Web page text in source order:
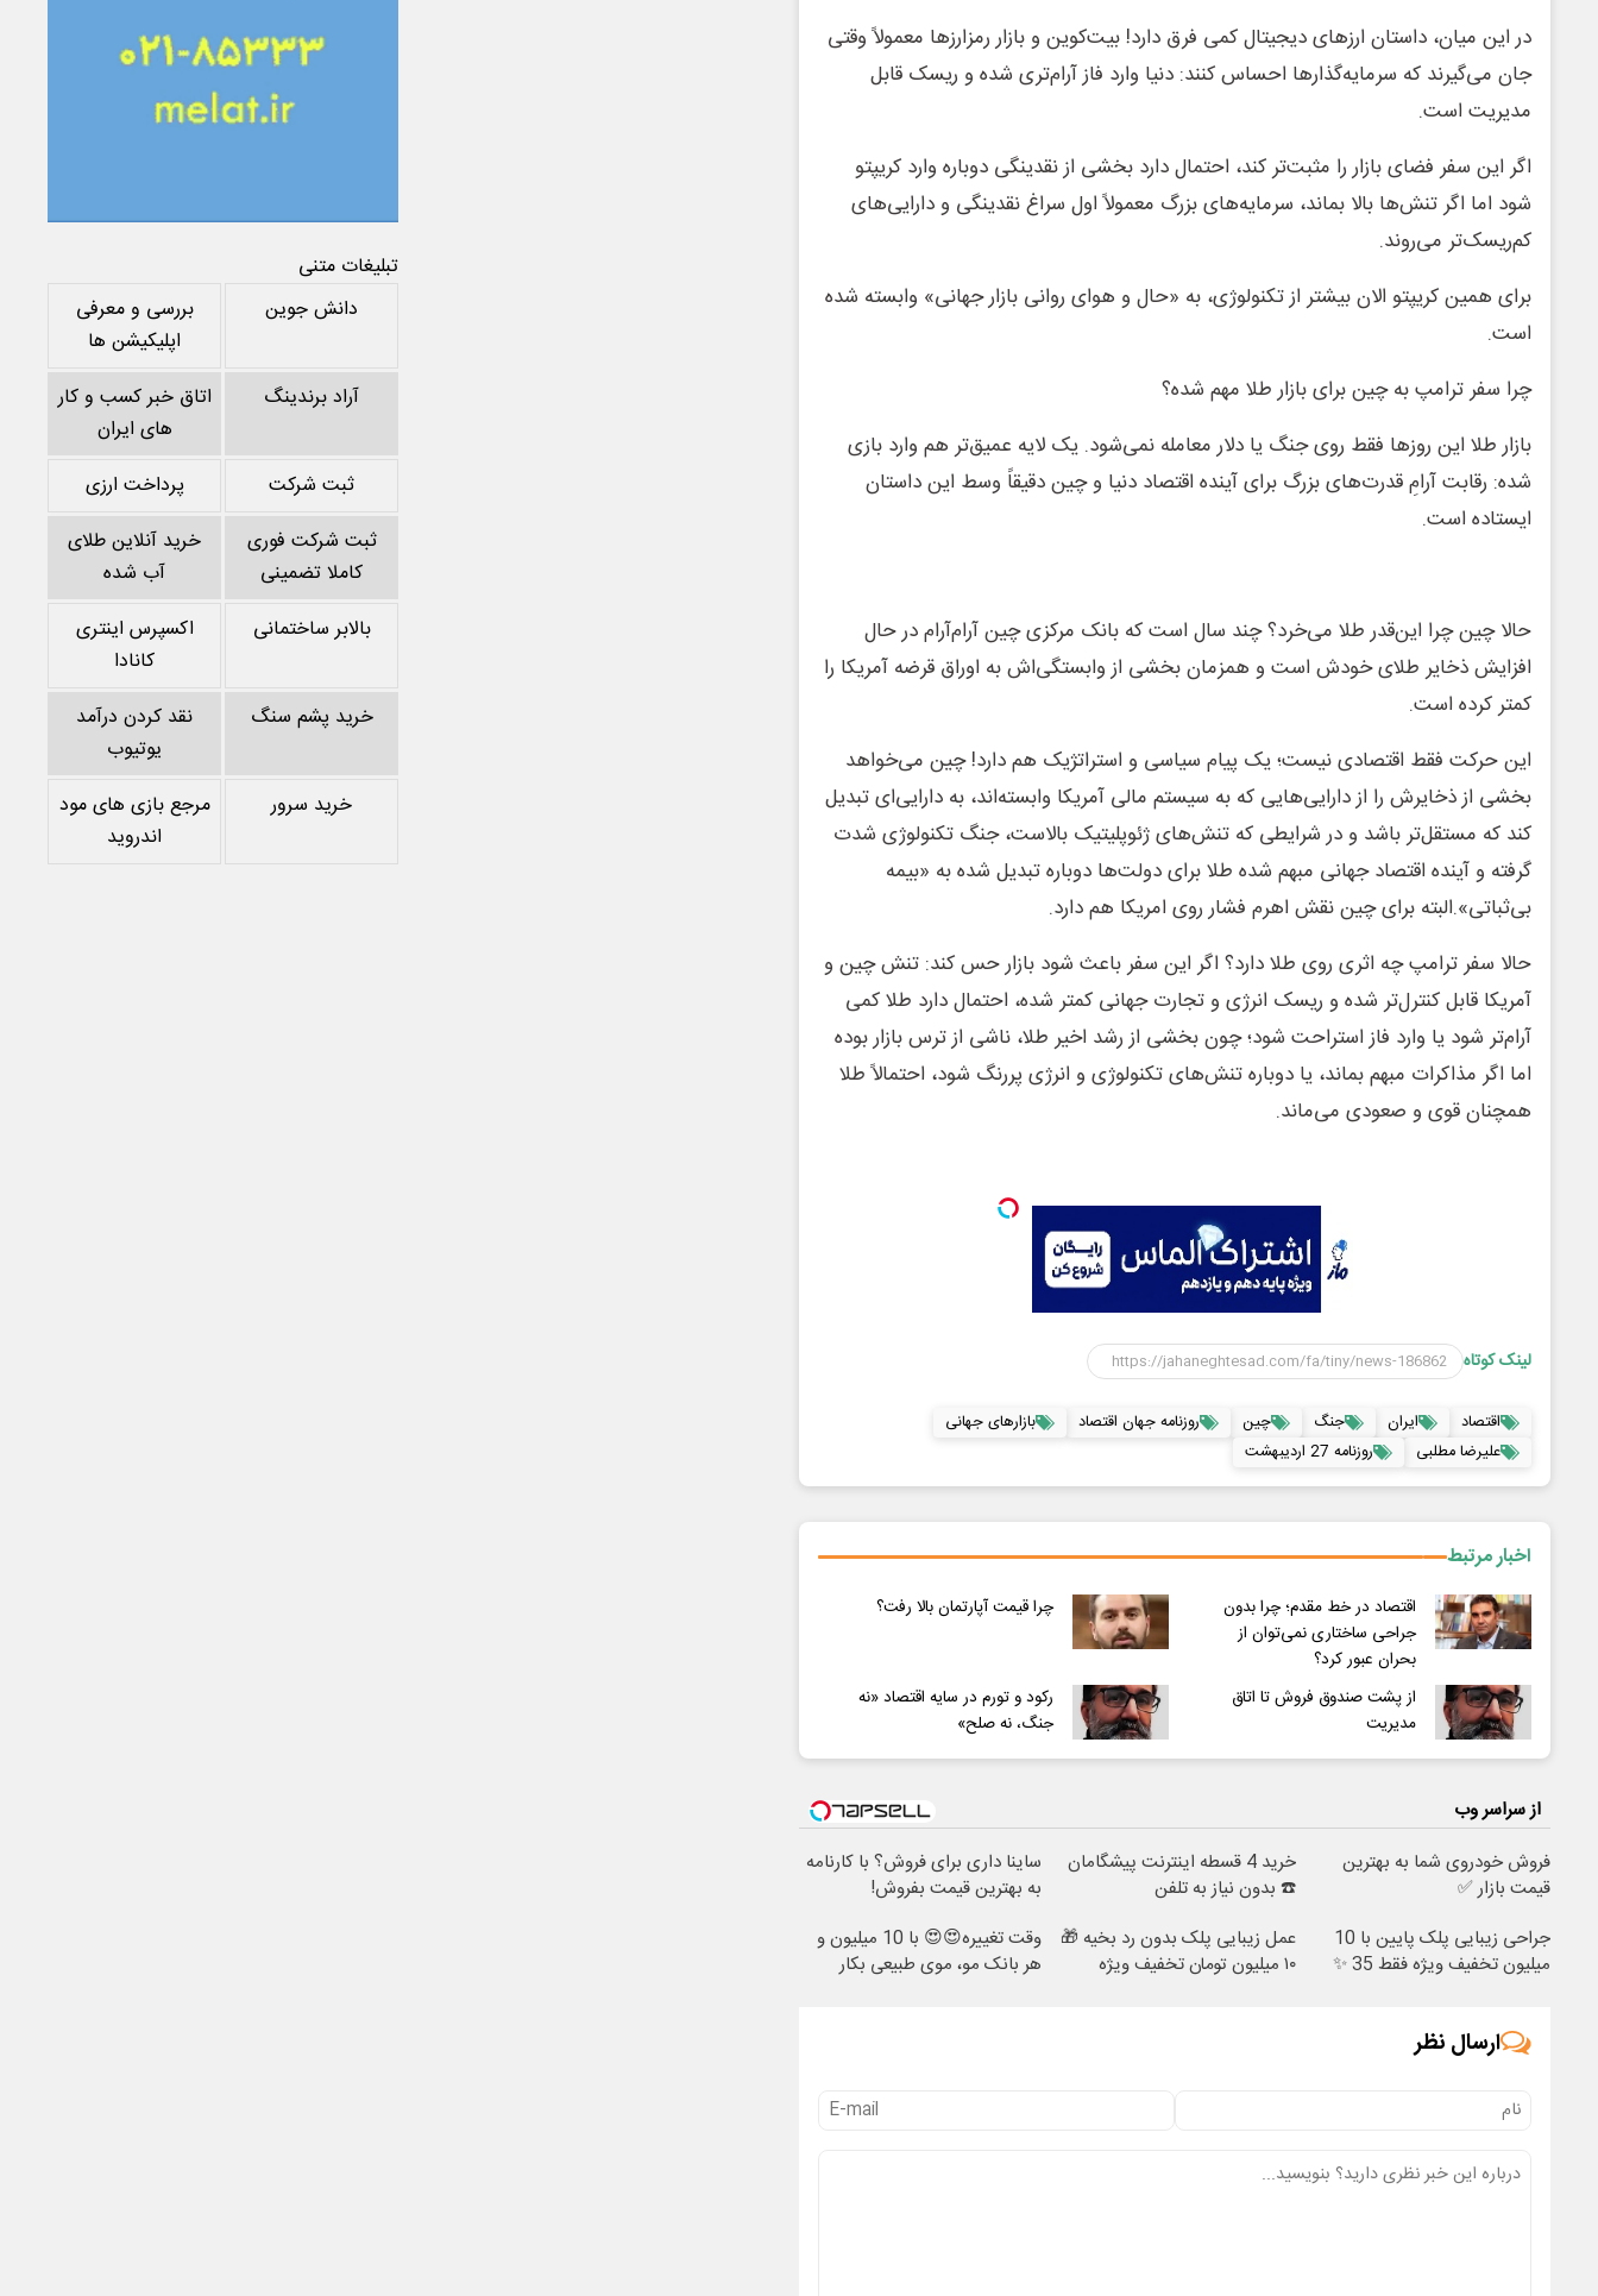
در این میان، داستان ارزهای دیجیتال کمی فرق دارد! بیت‌کوین و بازار رمزارزها معمولاً وقتی
جان می‌گیرند که سرمایه‌گذارها احساس کنند: دنیا وارد فاز آرام‌تری شده و ریسک قابل
مدیریت است.
اگر این سفر فضای بازار را مثبت‌تر کند، احتمال دارد بخشی از نقدینگی دوباره وارد کریپتو
شود اما اگر تنش‌ها بالا بماند، سرمایه‌های بزرگ معمولاً اول سراغ نقدینگی و دارایی‌های
کم‌ریسک‌تر می‌روند.
برای همین کریپتو الان بیشتر از تکنولوژی، به «حال و هوای روانی بازار جهانی» وابسته شده
است.
چرا سفر ترامپ به چین برای بازار طلا مهم شده؟
بازار طلا این روزها فقط روی جنگ یا دلار معامله نمی‌شود. یک لایه عمیق‌تر هم وارد بازی
شده: رقابت آرامِ قدرت‌های بزرگ برای آینده اقتصاد دنیا و چین دقیقاً وسط این داستان
ایستاده است.
حالا چین چرا این‌قدر طلا می‌خرد؟ چند سال است که بانک مرکزی چین آرام‌آرام در حال
افزایش ذخایر طلای خودش است و همزمان بخشی از وابستگی‌اش به اوراق قرضه آمریکا را
کمتر کرده است.
این حرکت فقط اقتصادی نیست؛ یک پیام سیاسی و استراتژیک هم دارد! چین می‌خواهد
بخشی از ذخایرش را از دارایی‌هایی که به سیستم مالی آمریکا وابسته‌اند، به دارایی‌ای تبدیل
کند که مستقل‌تر باشد و در شرایطی که تنش‌های ژئوپلیتیک بالاست، جنگ تکنولوژی شدت
گرفته و آینده اقتصاد جهانی مبهم شده طلا برای دولت‌ها دوباره تبدیل شده به «بیمه
بی‌ثباتی».البته برای چین نقش اهرم فشار روی امریکا هم دارد.
حالا سفر ترامپ چه اثری روی طلا دارد؟ اگر این سفر باعث شود بازار حس کند: تنش چین و
آمریکا قابل کنترل‌تر شده و ریسک انرژی و تجارت جهانی کمتر شده، احتمال دارد طلا کمی
آرام‌تر شود یا وارد فاز استراحت شود؛ چون بخشی از رشد اخیر طلا، ناشی از ترس بازار بوده
اما اگر مذاکرات مبهم بماند، یا دوباره تنش‌های تکنولوژی و انرژی پررنگ شود، احتمالاً طلا
همچنان قوی و صعودی می‌ماند.
لینک کوتاه
اقتصاد ایران جنگ چین روزنامه جهان اقتصاد
بازارهای جهانی
علیرضا مطلبی
روزنامه 27 اردیبهشت
اخبار مرتبط
اقتصاد در خط مقدم؛ چرا بدون
جراحی ساختاری نمی‌توان از
بحران عبور کرد؟
چرا قیمت آپارتمان بالا رفت؟
از پشت صندوق فروش تا اتاق
مدیریت
رکود و تورم در سایه اقتصاد «نه
جنگ، نه صلح»
از سراسر وب
فروش خودروی شما به بهترین
قیمت بازار ✅
خرید 4 قسطه اینترنت پیشگامان
☎️ بدون نیاز به تلفن
ساینا داری برای فروش؟ با کارنامه
به بهترین قیمت بفروش!
جراحی زیبایی پلک پایین با 10
میلیون تخفیف ویژه فقط 35 ✨
عمل زیبایی پلک بدون رد بخیه 🎁
۱۰ میلیون تومان تخفیف ویژه
وقت تغییره😍😍 با 10 میلیون و
هر بانک مو، موی طبیعی بکار
ارسال نظر
تبلیغات متنی
دانش جوین
بررسی و معرفی
اپلیکیشن ها
آراد برندینگ
اتاق خبر کسب و کار
های ایران
ثبت شرکت
پرداخت ارزی
ثبت شرکت فوری
کاملا تضمینی
خرید آنلاین طلای
آب شده
بالابر ساختمانی
اکسپرس اینتری
کانادا
خرید پشم سنگ
نقد کردن درآمد
یوتیوب
خرید سرور
مرجع بازی های مود
اندروید